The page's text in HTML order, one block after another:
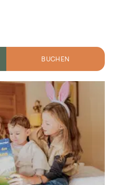
BUCHEN